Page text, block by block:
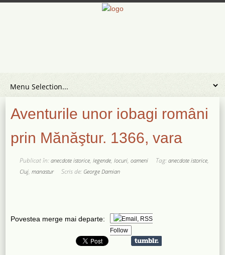
Aventurile unor iobagi români
prin Mănăştur. 1366, vara
Publicat în:anecdote istorice,legende,locuri,oameni Tag:anecdote istorice,
Cluj,manastur Scris de: George Damian
Povestea merge mai departe:
Follow